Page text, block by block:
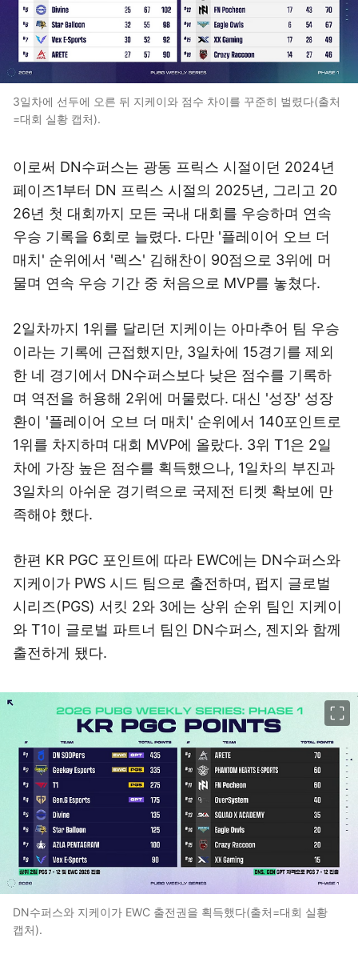
3일차에 선두에 오른 뒤 지케이와 점수 차이를 꾸준히 벌렸다(출처
=대회 실황 캡처).
이로써 DN수퍼스는 광동 프릭스 시절이던 2024년
페이즈1부터 DN 프릭스 시절의 2025년, 그리고 20
26년 첫 대회까지 모든 국내 대회를 우승하며 연속
우승 기록을 6회로 늘렸다. 다만 '플레이어 오브 더
매치' 순위에서 '렉스' 김해찬이 90점으로 3위에 머
물며 연속 우승 기간 중 처음으로 MVP를 놓쳤다.
2일차까지 1위를 달리던 지케이는 아마추어 팀 우승
이라는 기록에 근접했지만, 3일차에 15경기를 제외
한 네 경기에서 DN수퍼스보다 낮은 점수를 기록하
며 역전을 허용해 2위에 머물렀다. 대신 '성장' 성장
환이 '플레이어 오브 더 매치' 순위에서 140포인트로
1위를 차지하며 대회 MVP에 올랐다. 3위 T1은 2일
차에 가장 높은 점수를 획득했으나, 1일차의 부진과
3일차의 아쉬운 경기력으로 국제전 티켓 확보에 만
족해야 했다.
한편 KR PGC 포인트에 따라 EWC에는 DN수퍼스와
지케이가 PWS 시드 팀으로 출전하며, 펍지 글로벌
시리즈(PGS) 서킷 2와 3에는 상위 순위 팀인 지케이
와 T1이 글로벌 파트너 팀인 DN수퍼스, 젠지와 함께
출전하게 됐다.
DN수퍼스와 지케이가 EWC 출전권을 획득했다(출처=대회 실황
캡처).